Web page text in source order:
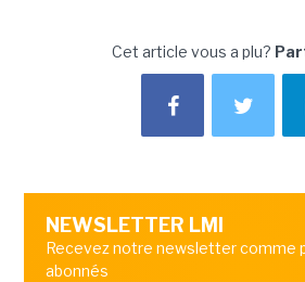
Cet article vous a plu?
NEWSLETTER LMI
Recevez notre newsletter comme
abonnés